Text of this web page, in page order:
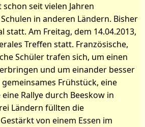
seit vielen Jahren
in anderen Ländern. Bisher
statt. Am Freitag, dem 14.04.2013,
Treffen statt. Französische,
Schüler trafen sich, um einen
und um einander besser
Frühstück, eine
Rallye durch Beeskow in
Ländern füllten die
von einem Essen im